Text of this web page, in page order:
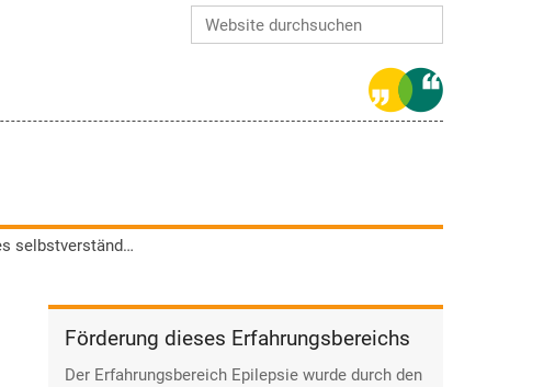
Erweiterte Suche…
Andreas Bergmann findet es selbstverständlich, dass man sich in der Partnerschaft Aufgaben teilt, auch ohne Epilepsie.
Förderung dieses Erfahrungsbereichs
Der Erfahrungsbereich Epilepsie wurde durch den